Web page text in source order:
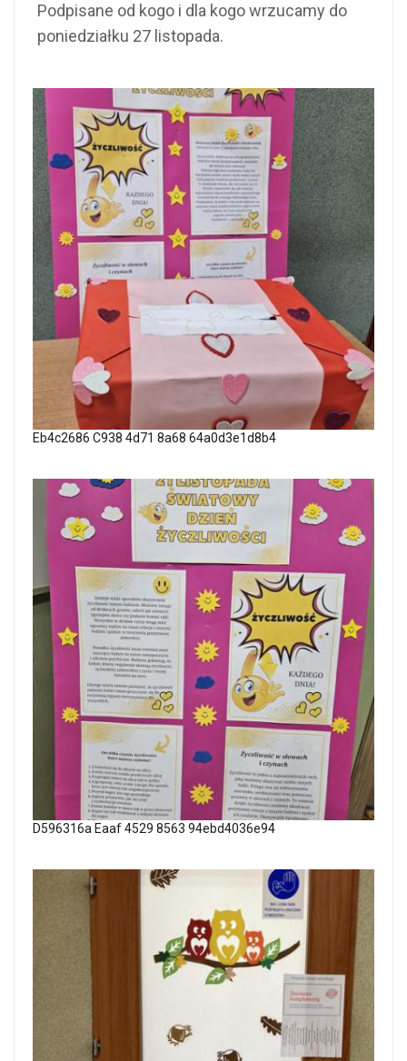
Podpisane od kogo i dla kogo wrzucamy do
poniedziałku 27 listopada.
Eb4c2686 C938 4d71 8a68 64a0d3e1d8b4
D596316a Eaaf 4529 8563 94ebd4036e94